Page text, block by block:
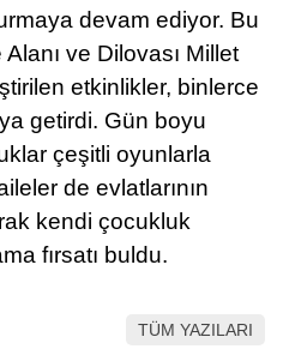
devam ediyor. Bu
ve Dilovası Millet
etkinlikler, binlerce
getirdi. Gün boyu
çeşitli oyunlarla
de evlatlarının
kendi çocukluk
fırsatı buldu.
TÜM YAZILARI